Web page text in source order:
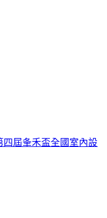
屆夆禾盃全國室內設